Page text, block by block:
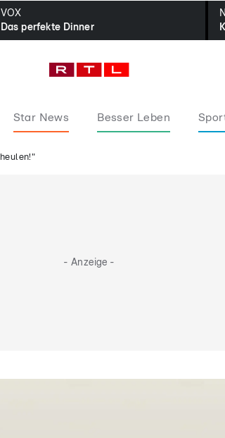
VOX
Das perfekte Dinner
Star News Besser Leben
- Anzeige -